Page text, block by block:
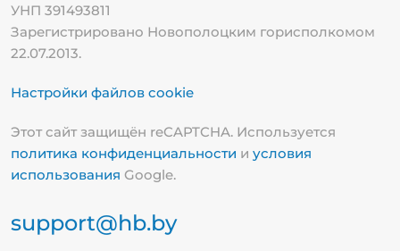
УНП 391493811
Зарегистрировано Новополоцким горисполкомом
22.07.2013.
Настройки файлов cookie
Этот сайт защищён reCAPTCHA. Используется
политика конфиденциальности и условия
использования Google.
support@hb.by